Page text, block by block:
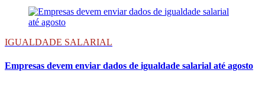
IGUALDADE SALARIAL
Empresas devem enviar dados de igualdade salarial até agosto